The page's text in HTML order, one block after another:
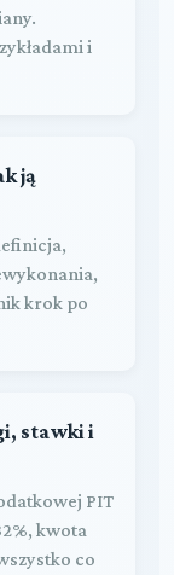
i
ją
krok po
stawki i
PIT
kwota
co